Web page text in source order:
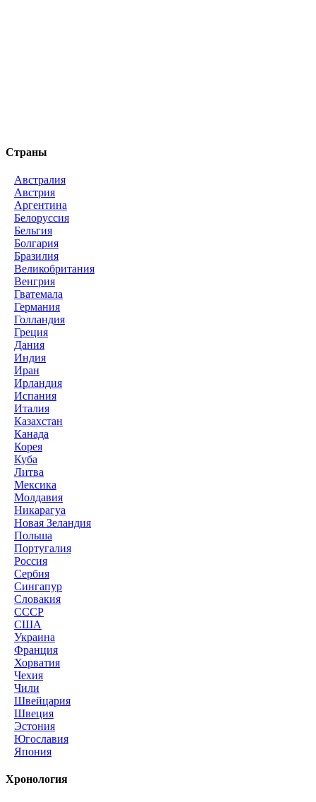
Страны
Австралия
Австрия
Аргентина
Белоруссия
Бельгия
Болгария
Бразилия
Великобритания
Венгрия
Гватемала
Германия
Голландия
Греция
Дания
Индия
Иран
Ирландия
Испания
Италия
Казахстан
Канада
Корея
Куба
Литва
Мексика
Молдавия
Никарагуа
Новая Зеландия
Польша
Португалия
Россия
Сербия
Сингапур
Словакия
СССР
США
Украина
Франция
Хорватия
Чехия
Чили
Швейцария
Швеция
Эстония
Югославия
Япония
Хронология